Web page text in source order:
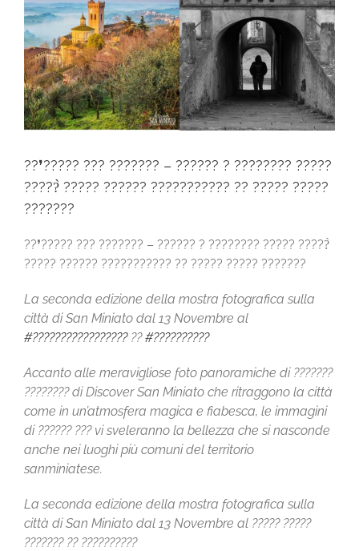
Image
??❜????? ??? ??????? – ?????? ? ???????? ?????
?????̀ ????? ?????? ??????????? ?? ????? ?????
???????
??❜????? ??? ??????? – ?????? ? ???????? ????? ?????̀
????? ?????? ??????????? ?? ????? ????? ???????
La seconda edizione della mostra fotografica sulla
città di San Miniato dal 13 Novembre al
#???????????????????#??????????
Accanto alle meravigliose foto panoramiche di ???????
???????? di Discover San Miniato che ritraggono la città
come in un’atmosfera magica e fiabesca, le immagini
di ?????? ??? vi sveleranno la bellezza che si nasconde
anche nei luoghi più comuni del territorio
sanminiatese.
La seconda edizione della mostra fotografica sulla
città di San Miniato dal 13 Novembre al ????? ?????
??????? ?? ??????????